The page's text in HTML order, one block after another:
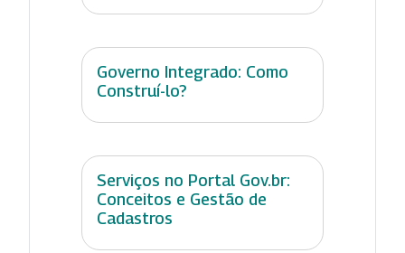
Governo Integrado: Como
Construí-lo?
Serviços no Portal Gov.br:
Conceitos e Gestão de
Cadastros